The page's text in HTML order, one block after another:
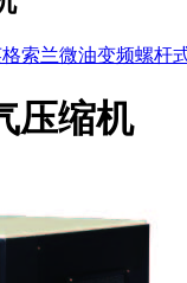
索兰微油变频螺杆
压缩机